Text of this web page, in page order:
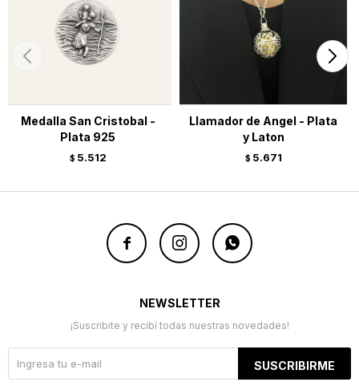
Medalla San Cristobal -
Plata 925
$ 5.512
Llamador de Angel - Plata
y Laton
$ 5.671
  
NEWSLETTER
¡Suscribite y recibí todas nuestras novedades!
SUSCRIBIRME